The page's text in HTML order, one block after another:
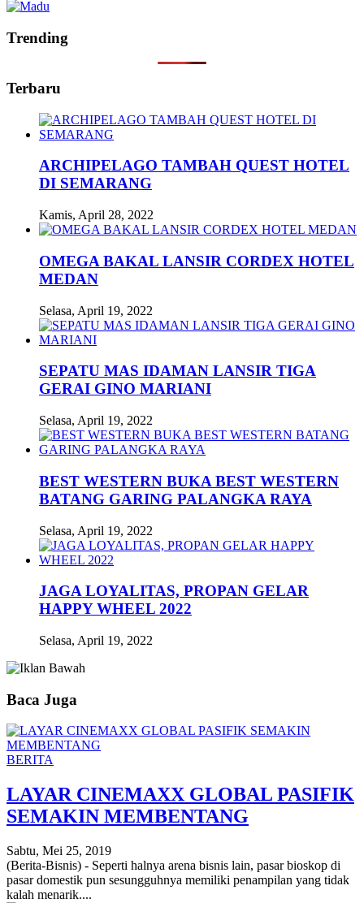
Trending
Terbaru
ARCHIPELAGO TAMBAH QUEST HOTEL
DI SEMARANG
Kamis, April 28, 2022
OMEGA BAKAL LANSIR CORDEX HOTEL
MEDAN
Selasa, April 19, 2022
SEPATU MAS IDAMAN LANSIR TIGA
GERAI GINO MARIANI
Selasa, April 19, 2022
BEST WESTERN BUKA BEST WESTERN
BATANG GARING PALANGKA RAYA
Selasa, April 19, 2022
JAGA LOYALITAS, PROPAN GELAR
HAPPY WHEEL 2022
Selasa, April 19, 2022
Baca Juga
BERITA
LAYAR CINEMAXX GLOBAL PASIFIK
SEMAKIN MEMBENTANG
Sabtu, Mei 25, 2019
(Berita-Bisnis) - Seperti halnya arena bisnis lain, pasar bioskop di
pasar domestik pun sesungguhnya memiliki penampilan yang tidak
kalah menarik....